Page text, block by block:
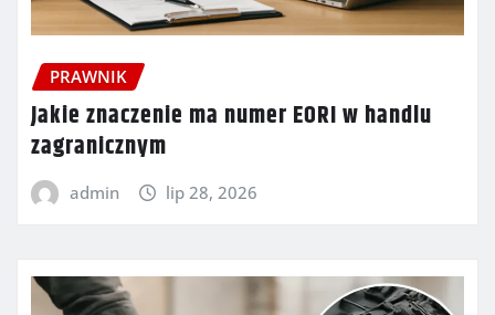
PRAWNIK
Jakie znaczenie ma numer EORI w handlu
zagranicznym
admin lip 28, 2026